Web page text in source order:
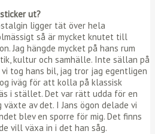
ut?
ligger tät över hela
så är mycket knutet till
Jag hängde mycket på hans rum
kultur och samhälle. Inte sällan på
tog hans bil, jag tror jag egentligen
iväg för att kolla på klassisk
i stället. Det var rätt udda för en
av det. I Jans ögon delade vi
blev en sporre för mig. Det finns
vill växa in i det han såg.